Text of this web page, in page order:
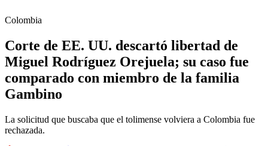
Colombia
Corte de EE. UU. descartó libertad de
Miguel Rodríguez Orejuela; su caso fue
comparado con miembro de la familia
Gambino
La solicitud que buscaba que el tolimense volviera a Colombia fue
rechazada.